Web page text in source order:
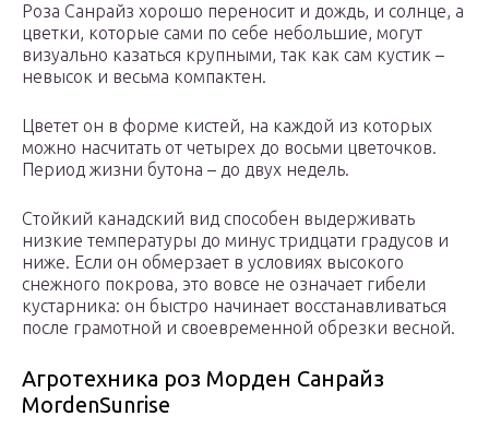
Роза Санрайз хорошо переносит и дождь, и солнце, а
цветки, которые сами по себе небольшие, могут
визуально казаться крупными, так как сам кустик –
невысок и весьма компактен.
Цветет он в форме кистей, на каждой из которых
можно насчитать от четырех до восьми цветочков.
Период жизни бутона – до двух недель.
Стойкий канадский вид способен выдерживать
низкие температуры до минус тридцати градусов и
ниже. Если он обмерзает в условиях высокого
снежного покрова, это вовсе не означает гибели
кустарника: он быстро начинает восстанавливаться
после грамотной и своевременной обрезки весной.
Агротехника роз Морден Санрайз
MordenSunrise